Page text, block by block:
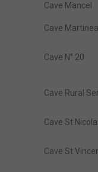
Cave Mancel
Cave
Cave N° 20
Cave Rural
Cave St
Cave St